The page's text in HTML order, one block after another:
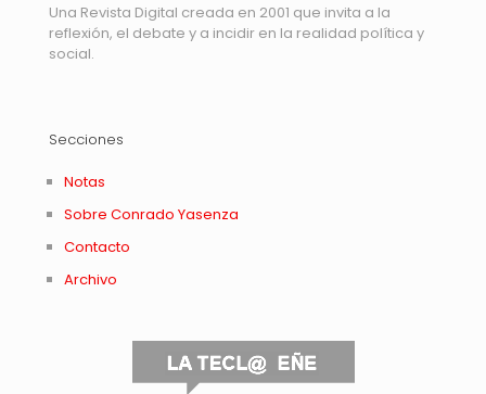
Una Revista Digital creada en 2001 que invita a la
reflexión, el debate y a incidir en la realidad política y
social.
Secciones
Notas
Sobre Conrado Yasenza
Contacto
Archivo